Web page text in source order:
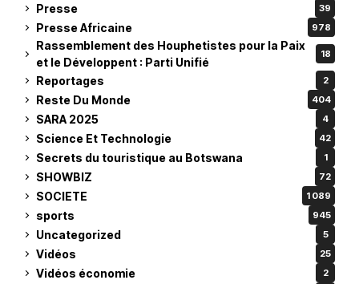
Presse 39
Presse Africaine 978
Rassemblement des Houphetistes pour la Paix
et le Développent : Parti Unifié
18
Reportages 2
Reste Du Monde 404
SARA 2025 4
Science Et Technologie 42
Secrets du touristique au Botswana 1
SHOWBIZ 72
SOCIETE 1 089
sports 945
Uncategorized 5
Vidéos 25
Vidéos économie 2